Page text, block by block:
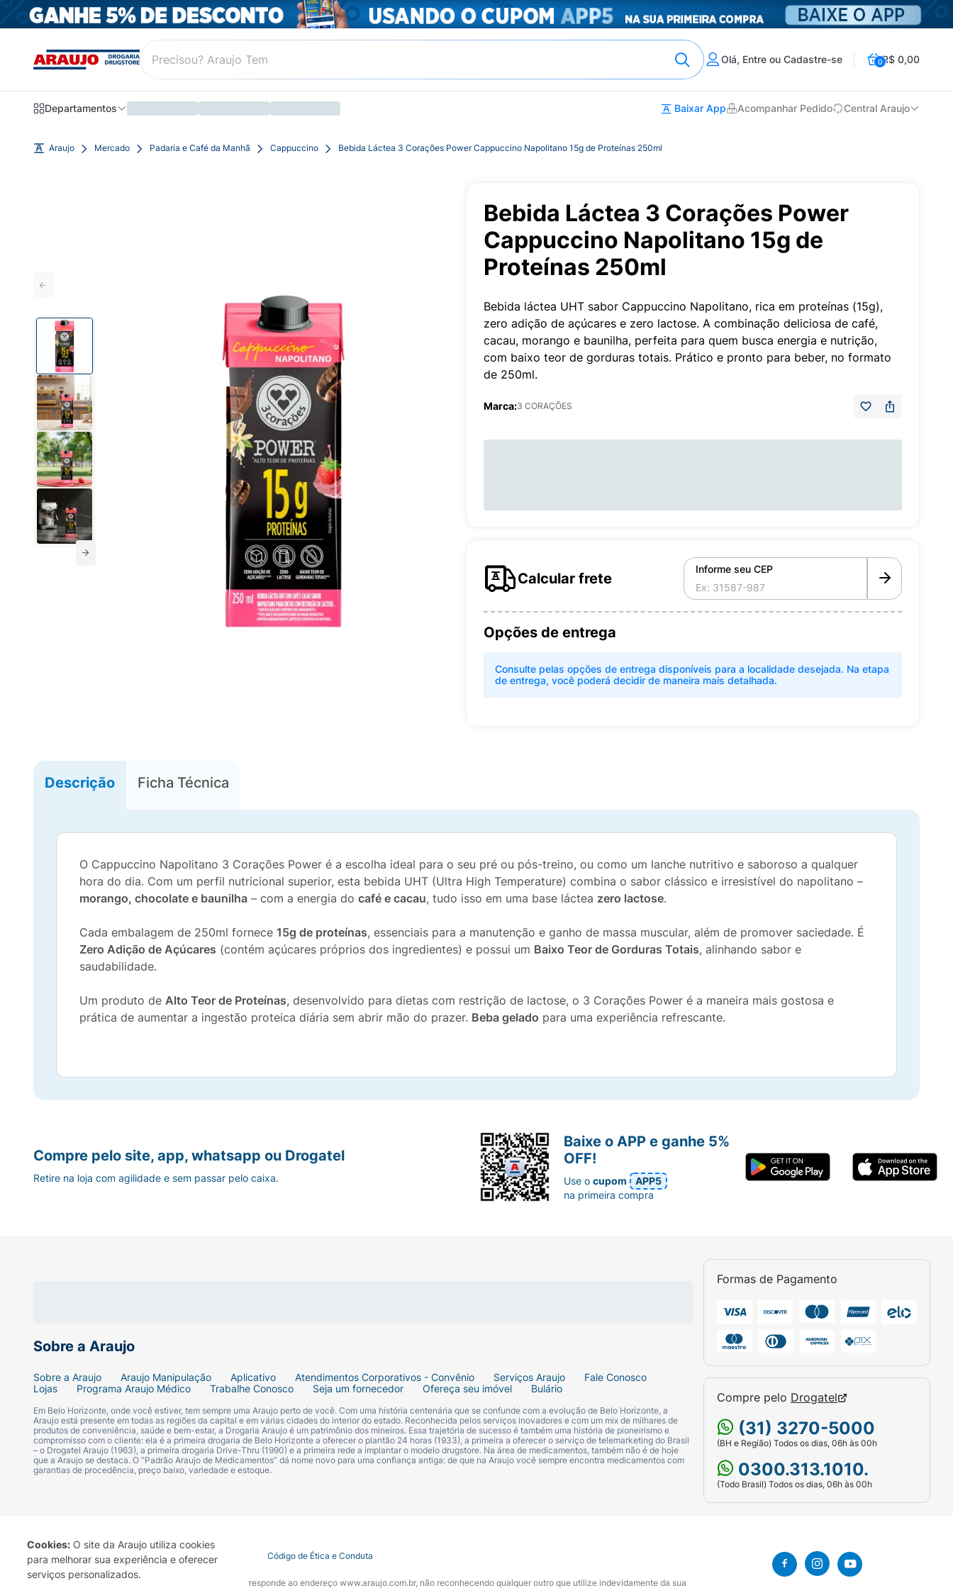
Cookies: O site da Araujo utiliza cookies
para melhorar sua experiência e oferecer
serviços personalizados.
Olá, Entre ou Cadastre-se 0R$ 0,00
Departamentos Baixar App Acompanhar Pedido Central Araujo
Araujo Mercado Padaria e Café da Manhã Cappuccino Bebida Láctea 3 Corações Power Cappuccino Napolitano 15g de Proteínas 250ml
Bebida Láctea 3 Corações Power
Cappuccino Napolitano 15g de
Proteínas 250ml
Bebida láctea UHT sabor Cappuccino Napolitano, rica em proteínas (15g),
zero adição de açúcares e zero lactose. A combinação deliciosa de café,
cacau, morango e baunilha, perfeita para quem busca energia e nutrição,
com baixo teor de gorduras totais. Prático e pronto para beber, no formato
de 250ml.
Marca:3 CORAÇÕES
Calcular frete
Informe seu CEP
Opções de entrega
Consulte pelas opções de entrega disponíveis para a localidade desejada. Na etapa
de entrega, você poderá decidir de maneira mais detalhada.
Descrição Ficha Técnica
O Cappuccino Napolitano 3 Corações Power é a escolha ideal para o seu pré ou pós-treino, ou como um lanche nutritivo e saboroso a qualquer
hora do dia. Com um perfil nutricional superior, esta bebida UHT (Ultra High Temperature) combina o sabor clássico e irresistível do napolitano –
morango, chocolate e baunilha – com a energia do café e cacau, tudo isso em uma base láctea zero lactose.
Cada embalagem de 250ml fornece 15g de proteínas, essenciais para a manutenção e ganho de massa muscular, além de promover saciedade. É
Zero Adição de Açúcares (contém açúcares próprios dos ingredientes) e possui um Baixo Teor de Gorduras Totais, alinhando sabor e
saudabilidade.
Um produto de Alto Teor de Proteínas, desenvolvido para dietas com restrição de lactose, o 3 Corações Power é a maneira mais gostosa e
prática de aumentar a ingestão proteica diária sem abrir mão do prazer. Beba gelado para uma experiência refrescante.
Sobre a Araujo
Sobre a Araujo Araujo Manipulação Aplicativo Atendimentos Corporativos - Convênio Serviços Araujo
Fale Conosco
Lojas
Programa Araujo Médico Trabalhe Conosco Seja um fornecedor Ofereça seu imóvel Bulário
Em Belo Horizonte, onde você estiver, tem sempre uma Araujo perto de você. Com uma história centenária que se confunde com a evolução de Belo Horizonte, a
Araujo está presente em todas as regiões da capital e em várias cidades do interior do estado. Reconhecida pelos serviços inovadores e com um mix de milhares de
produtos de conveniência, saúde e bem-estar, a Drogaria Araujo é um patrimônio dos mineiros. Essa trajetória de sucesso é também uma história de pioneirismo e
compromisso com o cliente: ela é a primeira drogaria de Belo Horizonte a oferecer o plantão 24 horas (1933), a primeira a oferecer o serviço de telemarketing do Brasil
– o Drogatel Araujo (1963), a primeira drogaria Drive-Thru (1990) e a primeira rede a implantar o modelo drugstore. Na área de medicamentos, também não é de hoje
que a Araujo se destaca. O “Padrão Araujo de Medicamentos” dá nome novo para uma confiança antiga: de que na Araujo você sempre encontra medicamentos com
garantias de procedência, preço baixo, variedade e estoque.
Formas de Pagamento
Compre pelo Drogatel
(31) 3270-5000
(BH e Região) Todos os dias, 06h às 00h
0300.313.1010.
(Todo Brasil) Todos os dias, 06h às 00h
Compre pelo site, app, whatsapp ou Drogatel
Retire na loja com agilidade e sem passar pelo caixa.
Baixe o APP e ganhe 5%
OFF!
Use ocupom
APP5
na primeira compra
Termo de Uso Portal da Privacidade Covid-19 Código de Ética e Conduta
A Drogaria Araujo S/A informa que o seu site oficial corresponde ao endereço www.araujo.com.br, não reconhecendo qualquer outro que utilize indevidamente da sua